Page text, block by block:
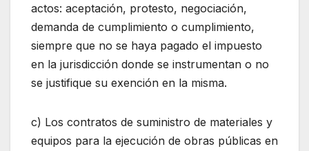
actos: aceptación, protesto, negociación,
demanda de cumplimiento o cumplimiento,
siempre que no se haya pagado el impuesto
en la jurisdicción donde se instrumentan o no
se justifique su exención en la misma.
c) Los contratos de suministro de materiales y
equipos para la ejecución de obras públicas en